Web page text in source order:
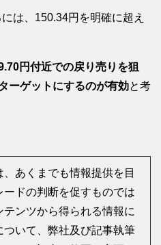
は、150.34円を明確に超え
円付近での戻り売りを狙
ーゲットにするのが有効と考
あくまでも情報提供を目
ドの判断を促すものでは
ンツから得られる情報に
いて、弊社及び記事執筆